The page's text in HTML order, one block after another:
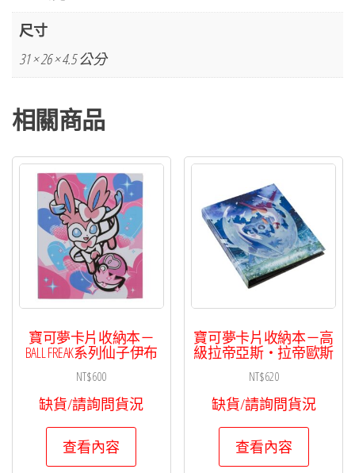
尺寸
31 × 26 × 4.5 公分
相關商品
寶可夢卡片收納本－
BALL FREAK系列仙子伊布
NT$600
缺貨/請詢問貨況
查看內容
寶可夢卡片收納本－高
級拉帝亞斯・拉帝歐斯
NT$620
缺貨/請詢問貨況
查看內容